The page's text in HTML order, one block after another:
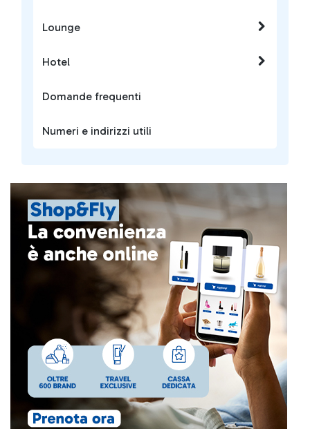
Lounge
Hotel
Domande frequenti
Numeri e indirizzi utili